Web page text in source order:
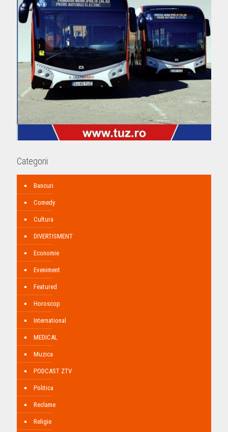
Categorii
Bancuri
Comedy
Cultura
DIVERTISMENT
Economie
Eveniment
Featured
Horoscop
International
MEDICAL
Muzica
PODCAST ZTV
Politica
Reclame
Religie